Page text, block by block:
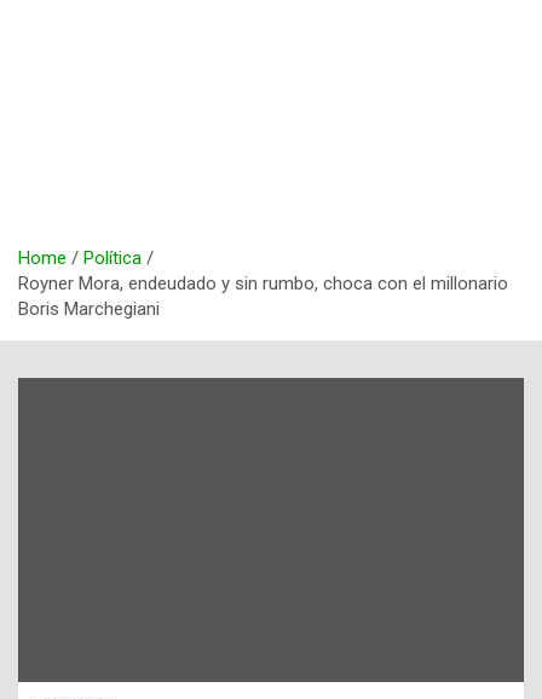
Home
Política
Royner Mora, endeudado y sin rumbo, choca con el millonario
Boris Marchegiani